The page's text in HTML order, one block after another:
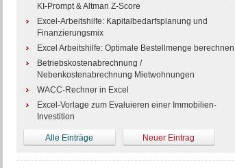
KI-Prompt & Altman Z-Score
Excel-Arbeitshilfe: Kapitalbedarfsplanung und
Finanzierungsmix
Excel Arbeitshilfe: Optimale Bestellmenge berechnen
Betriebskostenabrechnung /
Nebenkostenabrechnung Mietwohnungen
WACC-Rechner in Excel
Excel-Vorlage zum Evaluieren einer Immobilien-
Investition
Alle Einträge Neuer Eintrag